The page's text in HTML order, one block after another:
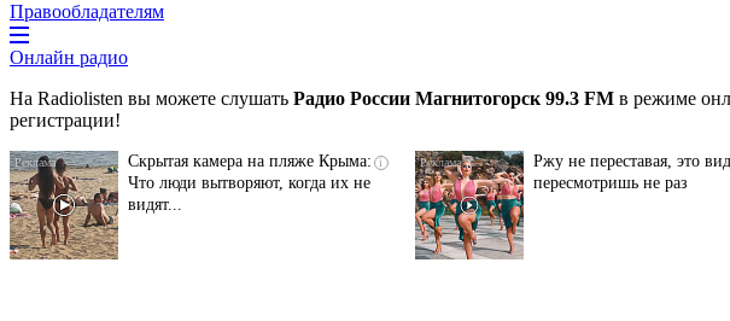
Правообладателям
Онлайн радио
На Radiolisten вы можете слушать Радио России Магнитогорск 99.3 FM в режиме
регистрации!
i
Скрытая камера на пляже Крыма:
Что люди вытворяют, когда их не
видят...
Ржу не переставая, это
пересмотришь не раз